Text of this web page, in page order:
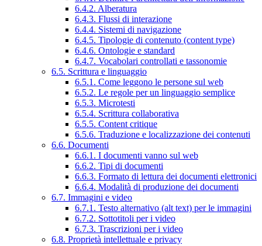
6.4.2. Alberatura
6.4.3. Flussi di interazione
6.4.4. Sistemi di navigazione
6.4.5. Tipologie di contenuto (content type)
6.4.6. Ontologie e standard
6.4.7. Vocabolari controllati e tassonomie
6.5. Scrittura e linguaggio
6.5.1. Come leggono le persone sul web
6.5.2. Le regole per un linguaggio semplice
6.5.3. Microtesti
6.5.4. Scrittura collaborativa
6.5.5. Content critique
6.5.6. Traduzione e localizzazione dei contenuti
6.6. Documenti
6.6.1. I documenti vanno sul web
6.6.2. Tipi di documenti
6.6.3. Formato di lettura dei documenti elettronici
6.6.4. Modalità di produzione dei documenti
6.7. Immagini e video
6.7.1. Testo alternativo (alt text) per le immagini
6.7.2. Sottotitoli per i video
6.7.3. Trascrizioni per i video
6.8. Proprietà intellettuale e privacy